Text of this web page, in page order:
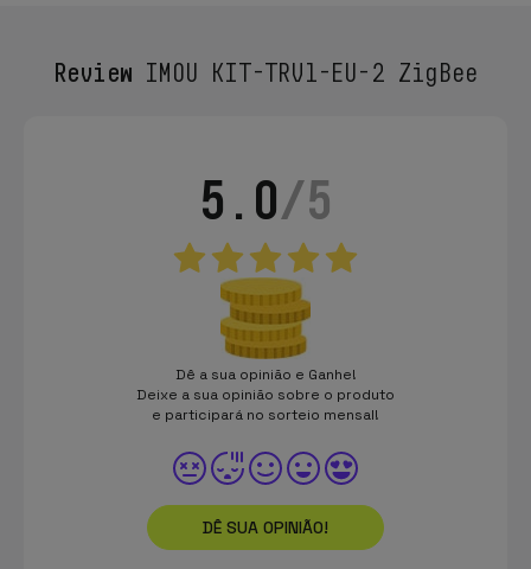
Review IMOU KIT-TRV1-EU-2 ZigBee
5.0/5
Dê a sua opinião e Ganhe!
Deixe a sua opinião sobre o produto
e participará no sorteio mensal!
DÊ SUA OPINIÃO!